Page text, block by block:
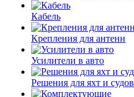
Кабель
Крепления для антенн
Усилители в авто
Решения для яхт и судов